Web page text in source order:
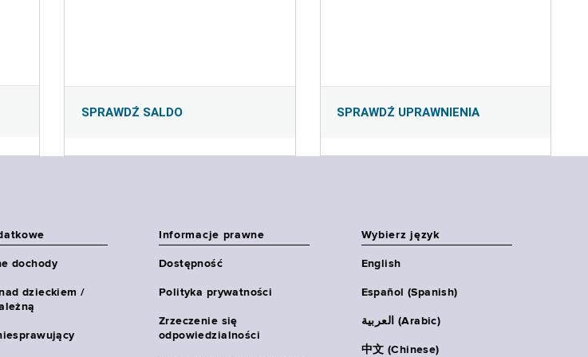
SPRAWDŹ SALDO SPRAWDŹ UPRAWNIENIA
dochody
dzieckiem /
Informacje prawne
Dostępność
Polityka prywatności
Zrzeczenie się
odpowiedzialności
Wybierz język
English
Español (Spanish)
العربية (Arabic)
中文 (Chinese)